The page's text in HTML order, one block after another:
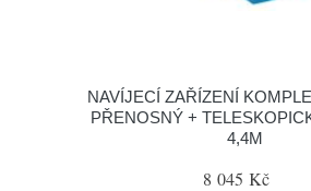
NAVÍJECÍ ZAŘÍZENÍ
PŘENOSNÝ +
4,4M
8 045 Kč